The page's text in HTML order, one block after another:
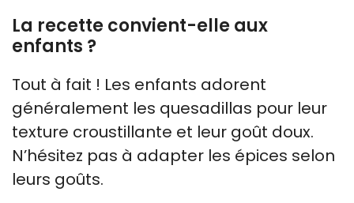
La recette convient-elle aux
enfants ?
Tout à fait ! Les enfants adorent
généralement les quesadillas pour leur
texture croustillante et leur goût doux.
N’hésitez pas à adapter les épices selon
leurs goûts.